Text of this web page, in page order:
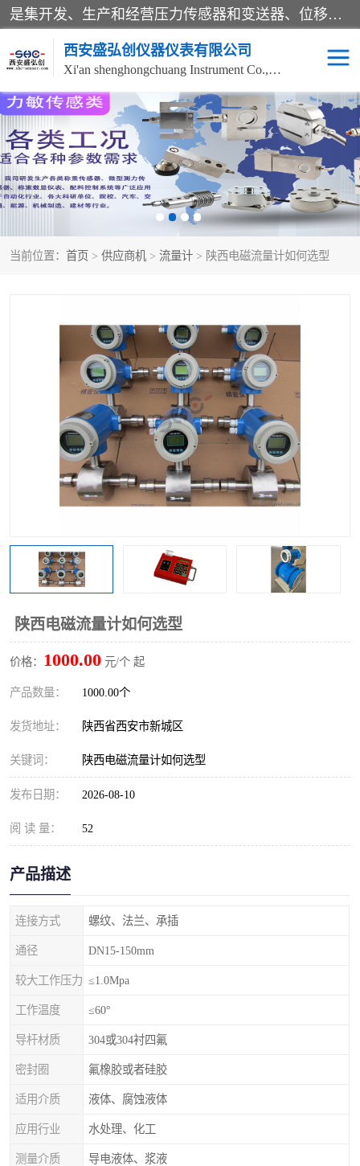
是集开发、生产和经营压力传感器和变送器、位移传感器和变送器、流量传感器和变送器、称重传感器和变送器、测力传感器和变送器、温湿度传感器和变送器、扭矩传感器、智能数显控制仪表等产品的化高新技术企业。
西安盛弘创仪器仪表有限公司
Xi'an shenghongchuang Instrument Co., Ltd
当前位置： 首页 > 供应商机 > 流量计 > 陕西电磁流量计如何选型
陕西电磁流量计如何选型
价格： 1000.00 元/个 起
产品数量： 1000.00个
发货地址： 陕西省西安市新城区
关键词： 陕西电磁流量计如何选型
发布日期： 2026-08-10
阅 读 量： 52
产品描述
连接方式 螺纹、法兰、承插
通径 DN15-150mm
较大工作压力 ≤1.0Mpa
工作温度 ≤60°
导杆材质 304或304衬四氟
密封圈 氟橡胶或者硅胶
适用介质 液体、腐蚀液体
应用行业 水处理、化工
测量介质 导电液体、浆液
称重传感器 超声波流量计
压力变送器 通用型压力变送器
流量计
位移传感器 差压变送器